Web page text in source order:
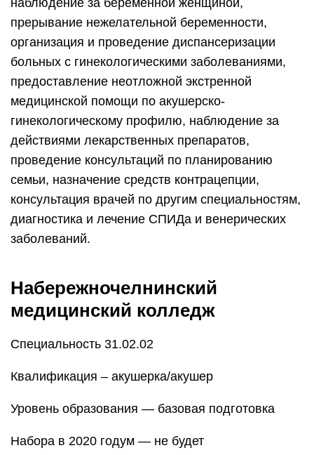
наблюдение за беременной женщиной,
прерывание нежелательной беременности,
организация и проведение диспансеризации
больных с гинекологическими заболеваниями,
предоставление неотложной экстренной
медицинской помощи по акушерско-
гинекологическому профилю, наблюдение за
действиями лекарственных препаратов,
проведение консультаций по планированию
семьи, назначение средств контрацепции,
консультация врачей по другим специальностям,
диагностика и лечение СПИДа и венерических
заболеваний.
Набережночелнинский
медицинский колледж
Специальность 31.02.02
Квалификация – акушерка/акушер
Уровень образования — базовая подготовка
Набора в 2020 годум — не будет